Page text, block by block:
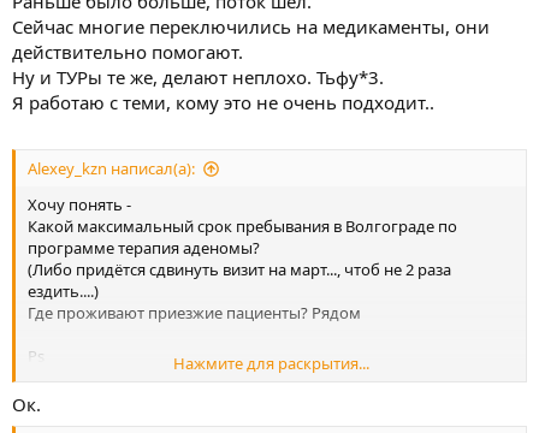
Сейчас многие переключились на медикаменты, они
действительно помогают.
Ну и ТУРы те же, делают неплохо. Тьфу*3.
Я работаю с теми, кому это не очень подходит..
Alexey_kzn написал(а):
Хочу понять -
Какой максимальный срок пребывания в Волгограде по
программе терапия аденомы?
(Либо придётся сдвинуть визит на март..., чтоб не 2 раза
ездить....)
Где проживают приезжие пациенты? Рядом
Ps
Гемороя нет, ночная моча не более стакана (в размере
потребления ночью, ч-з час) .
Нажмите для раскрытия...
Ок.